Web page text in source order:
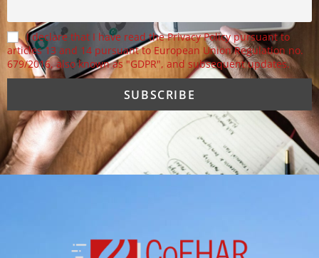
I declare that I have read the Privacy Policy pursuant to
articles 13 and 14 pursuant to European Union Regulation no.
679/2016, also known as "GDPR", and subsequent updates.